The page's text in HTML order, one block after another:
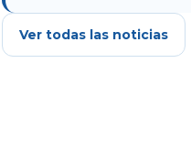
Ver todas las noticias